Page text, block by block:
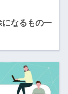
なるもの一